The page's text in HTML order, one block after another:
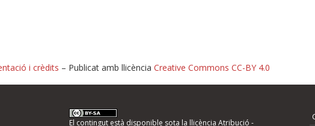
o informeu d'errors
i crèdits – Publicat amb llicència Creative Commons CC-BY 4.0
El contingut està disponible sota la llicència Atribució -